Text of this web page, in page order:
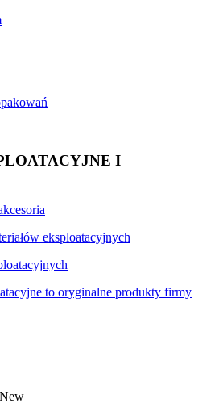
I
eksploatacyjnych
to oryginalne produkty firmy
New